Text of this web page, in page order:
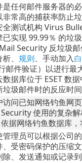
是任何邮件服务器的
非常高的捕获率防止
全测试机构 Virus
已实现 99.99％ 的垃
Security 反垃圾
、 规则、手动加入
邮件验证）以进行最
数据库位于 ESET 数
圾邮件时的反应时间
访问已知网络钓鱼网
Security 使用的复杂
据网络钓鱼数据库，
理员可以根据公司
、受密码保护的压缩
、发送通知或记录到